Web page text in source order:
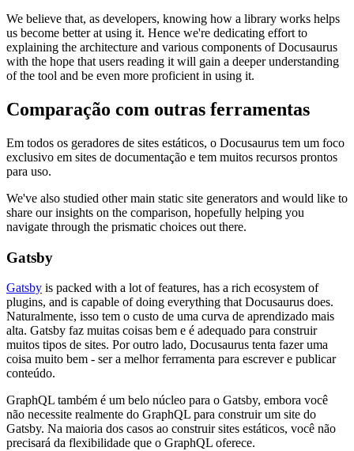
We believe that, as developers, knowing how a library works helps
us become better at using it. Hence we're dedicating effort to
explaining the architecture and various components of Docusaurus
with the hope that users reading it will gain a deeper understanding
of the tool and be even more proficient in using it.
Comparação com outras ferramentas
Em todos os geradores de sites estáticos, o Docusaurus tem um foco
exclusivo em sites de documentação e tem muitos recursos prontos
para uso.
We've also studied other main static site generators and would like to
share our insights on the comparison, hopefully helping you
navigate through the prismatic choices out there.
Gatsby
Gatsby is packed with a lot of features, has a rich ecosystem of
plugins, and is capable of doing everything that Docusaurus does.
Naturalmente, isso tem o custo de uma curva de aprendizado mais
alta. Gatsby faz muitas coisas bem e é adequado para construir
muitos tipos de sites. Por outro lado, Docusaurus tenta fazer uma
coisa muito bem - ser a melhor ferramenta para escrever e publicar
conteúdo.
GraphQL também é um belo núcleo para o Gatsby, embora você
não necessite realmente do GraphQL para construir um site do
Gatsby. Na maioria dos casos ao construir sites estáticos, você não
precisará da flexibilidade que o GraphQL oferece.